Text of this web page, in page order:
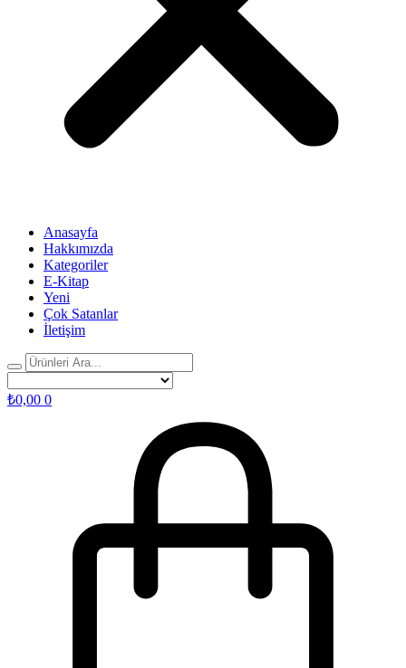
Anasayfa
Hakkımızda
Kategoriler
E-Kitap
Yeni
Çok Satanlar
İletişim
₺0,00 0